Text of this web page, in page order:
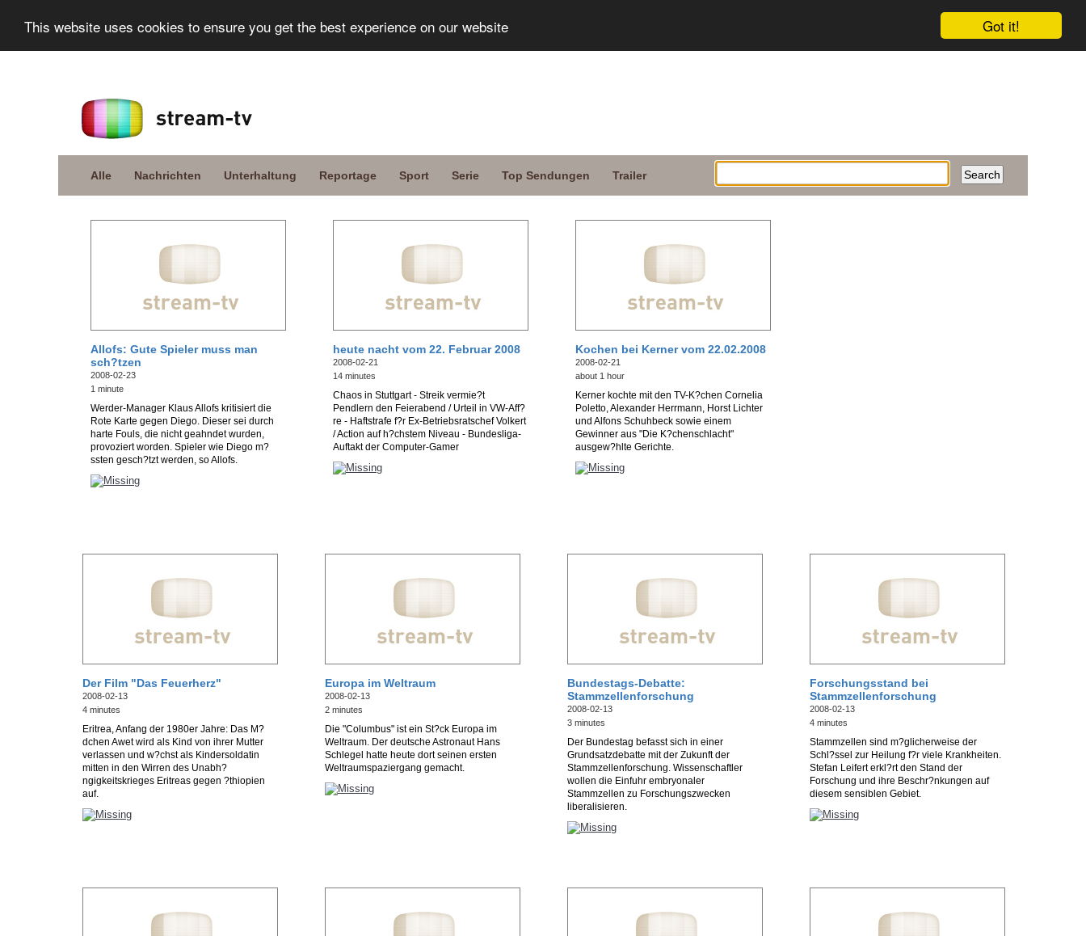
Got it!
This website uses cookies to ensure you get the best experience on our website
Alle Nachrichten Unterhaltung Reportage Sport Serie Top Sendungen Trailer
Allofs: Gute Spieler muss man
sch?tzen
2008-02-23
1 minute
Werder-Manager Klaus Allofs kritisiert die
Rote Karte gegen Diego. Dieser sei durch
harte Fouls, die nicht geahndet wurden,
provoziert worden. Spieler wie Diego m?
ssten gesch?tzt werden, so Allofs.
heute nacht vom 22. Februar 2008
2008-02-21
14 minutes
Chaos in Stuttgart - Streik vermie?t
Pendlern den Feierabend / Urteil in VW-Aff?
re - Haftstrafe f?r Ex-Betriebsratschef Volkert
/ Action auf h?chstem Niveau - Bundesliga-
Auftakt der Computer-Gamer
Kochen bei Kerner vom 22.02.2008
2008-02-21
about 1 hour
Kerner kochte mit den TV-K?chen Cornelia
Poletto, Alexander Herrmann, Horst Lichter
und Alfons Schuhbeck sowie einem
Gewinner aus "Die K?chenschlacht"
ausgew?hlte Gerichte.
Der Film "Das Feuerherz"
2008-02-13
4 minutes
Eritrea, Anfang der 1980er Jahre: Das M?
dchen Awet wird als Kind von ihrer Mutter
verlassen und w?chst als Kindersoldatin
mitten in den Wirren des Unabh?
ngigkeitskrieges Eritreas gegen ?thiopien
auf.
Europa im Weltraum
2008-02-13
2 minutes
Die "Columbus" ist ein St?ck Europa im
Weltraum. Der deutsche Astronaut Hans
Schlegel hatte heute dort seinen ersten
Weltraumspaziergang gemacht.
Bundestags-Debatte:
Stammzellenforschung
2008-02-13
3 minutes
Der Bundestag befasst sich in einer
Grundsatzdebatte mit der Zukunft der
Stammzellenforschung. Wissenschaftler
wollen die Einfuhr embryonaler
Stammzellen zu Forschungszwecken
liberalisieren.
Forschungsstand bei
Stammzellenforschung
2008-02-13
4 minutes
Stammzellen sind m?glicherweise der
Schl?ssel zur Heilung f?r viele Krankheiten.
Stefan Leifert erkl?rt den Stand der
Forschung und ihre Beschr?nkungen auf
diesem sensiblen Gebiet.